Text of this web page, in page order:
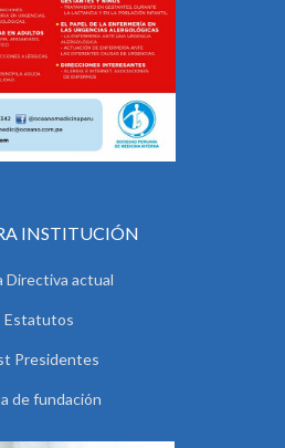
INSTITUCIÓN
Directiva actual
Estatutos
Presidentes
de fundación